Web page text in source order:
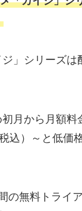
」シリーズは
月から月額料
込）～と低価
の無料トライ